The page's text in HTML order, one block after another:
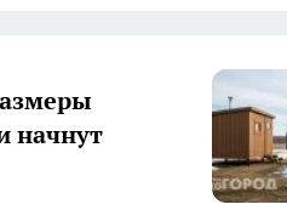
начнут